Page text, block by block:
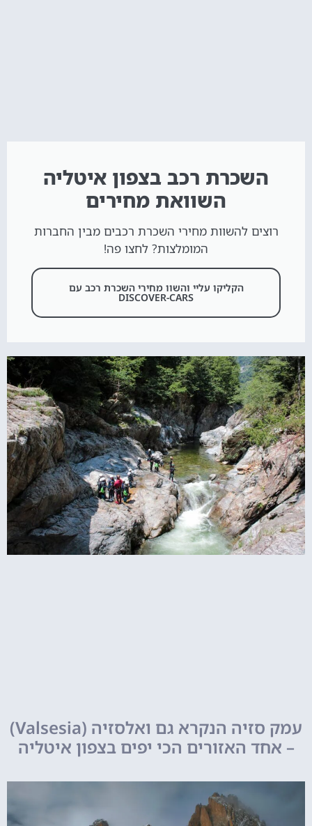
השכרת רכב בצפון איטליה
השוואת מחירים
רוצים להשוות מחירי השכרת רכבים מבין החברות
המומלצות? לחצו פה!
הקליקו עליי והשוו מחירי השכרת רכב עם
DISCOVER-CARS
עמק סזיה הנקרא גם ואלסזיה (Valsesia)
– אחד האזורים הכי יפים בצפון איטליה